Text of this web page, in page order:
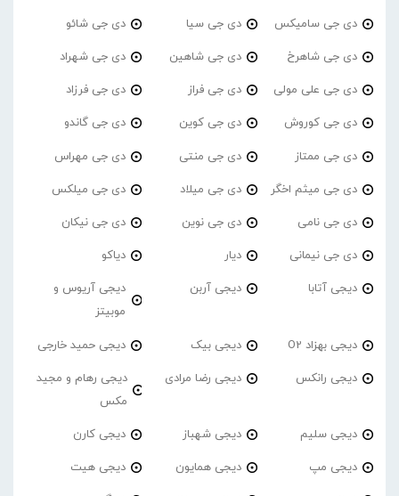
دی جی سامیکس دی جی سیا دی جی شائو
دی جی شاهرخ دی جی شاهین دی جی شهراد
دی جی علی مولی دی جی فراز دی جی فرزاد
دی جی کوروش دی جی کوین دی جی گاندو
دی جی ممتاز دی جی منتی دی جی مهراس
دی جی میثم اخگر دی جی میلاد دی جی میلکس
دی جی نامی دی جی نوین دی جی نیکان
دی جی نیمانی دیار دیاکو
دیجی آتابا دیجی آربن
دیجی آریوس و
موبیتز
دیجی بهزاد O2 دیجی بیک دیجی حمید خارجی
دیجی رانکس دیجی رضا مرادی
دیجی رهام و مجید
مکس
دیجی سلیم دیجی شهباز دیجی کارن
دیجی مپ دیجی همایون دیجی هیت